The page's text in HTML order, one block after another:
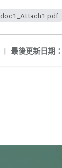
最後更新日期：
|